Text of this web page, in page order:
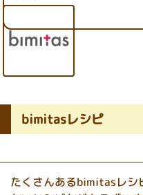
bimitasレシピ
たくさんあるbimitasレシ